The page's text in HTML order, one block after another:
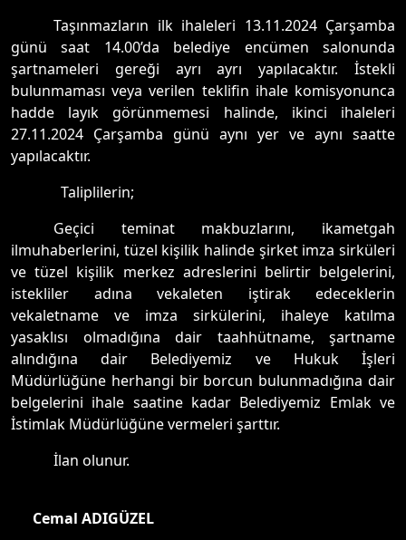
Taşınmazların ilk ihaleleri 13.11.2024 Çarşamba
günü saat 14.00’da belediye encümen salonunda
şartnameleri gereği ayrı ayrı yapılacaktır. İstekli
bulunmaması veya verilen teklifin ihale komisyonunca
hadde layık görünmemesi halinde, ikinci ihaleleri
27.11.2024 Çarşamba günü aynı yer ve aynı saatte
yapılacaktır.
Taliplilerin;
Geçici teminat makbuzlarını, ikametgah
ilmuhaberlerini, tüzel kişilik halinde şirket imza sirküleri
ve tüzel kişilik merkez adreslerini belirtir belgelerini,
istekliler adına vekaleten iştirak edeceklerin
vekaletname ve imza sirkülerini, ihaleye katılma
yasaklısı olmadığına dair taahhütname, şartname
alındığına dair Belediyemiz ve Hukuk İşleri
Müdürlüğüne herhangi bir borcun bulunmadığına dair
belgelerini ihale saatine kadar Belediyemiz Emlak ve
İstimlak Müdürlüğüne vermeleri şarttır.
İlan olunur.
Cemal ADIGÜZEL